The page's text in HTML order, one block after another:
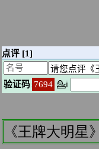
《王牌大明星》